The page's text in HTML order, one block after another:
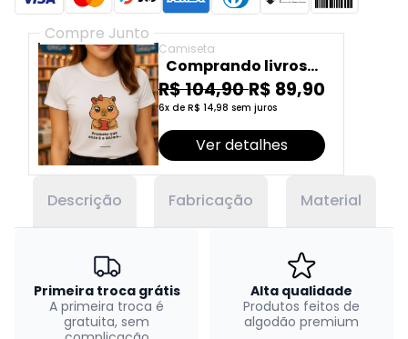
Compre Junto
Camiseta
Comprando livros...
R$ 104,90 R$ 89,90
6x de R$ 14,98 sem juros
Ver detalhes
Descrição Fabricação Material
Primeira troca grátis
A primeira troca é
gratuita, sem
Alta qualidade
Produtos feitos de
algodão premium